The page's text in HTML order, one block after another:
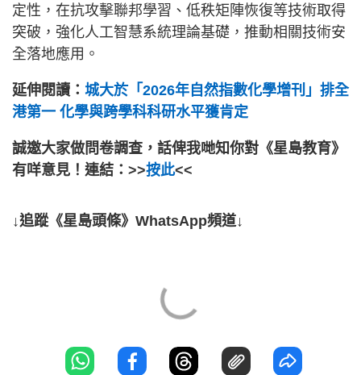
定性，在抗攻擊聯邦學習、低秩矩陣恢復等技術取得
突破，強化人工智慧系統理論基礎，推動相關技術安
全落地應用。
延伸閱讀： 城大於「2026年自然指數化學增刊」排全
港第一 化學與跨學科科研水平獲肯定
誠邀大家做問卷調查，話俾我哋知你對《星島教育》
有咩意見！連結：>>按此<<
↓追蹤《星島頭條》WhatsApp頻道↓